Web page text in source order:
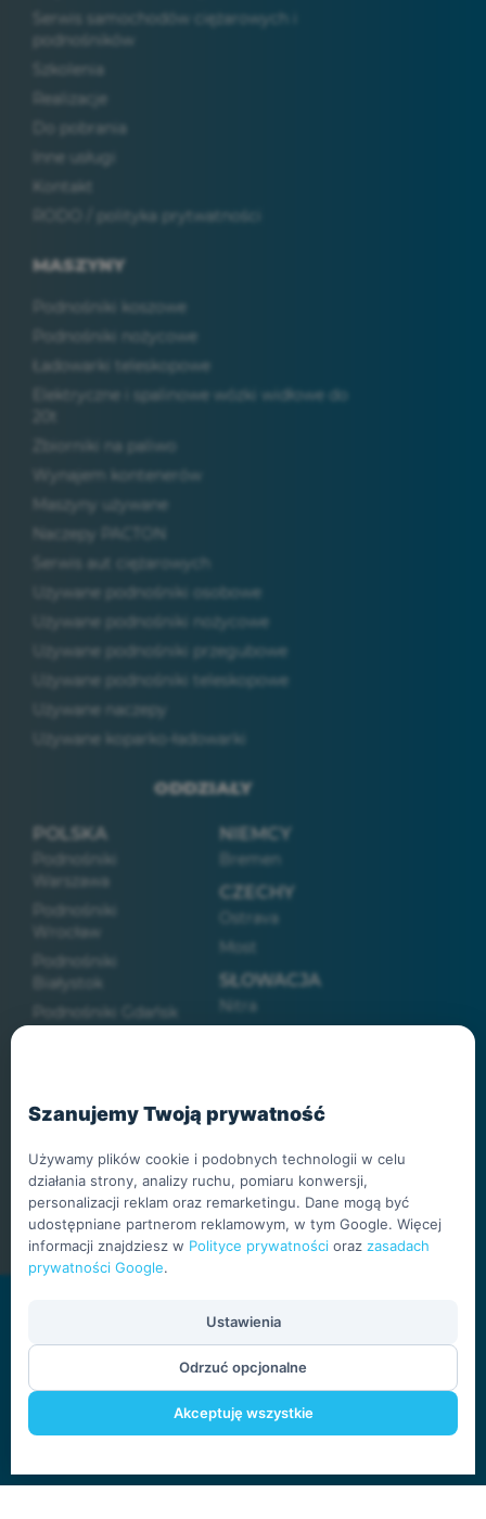
Serwis samochodów ciężarowych i
podnośników
Szkolenia
Realizacje
Do pobrania
Inne usługi
Kontakt
RODO / polityka prytwatności
MASZYNY
Podnośniki koszowe
Podnośniki nożycowe
Ładowarki teleskopowe
Elektryczne i spalinowe wózki widłowe do
Zbiorniki na paliwo
Wynajem kontenerów
Maszyny używane
Naczepy PACTON
Serwis aut ciężarowych
Używane podnośniki osobowe
Używane podnośniki nożycowe
Używane podnośniki przegubowe
Używane podnośniki teleskopowe
Używane naczepy
Używane koparko-ładowarki
ODDZIAŁY
POLSKA
Podnośniki
Warszawa
Podnośniki
Wrocław
Podnośniki
Białystok
Podnośniki Gdańsk
Szczecin
Podnośniki
Bełchatów
Podnośniki Tychy
NIEMCY
Bremen
CZECHY
Ostrava
Most
SŁOWACJA
Nitra
Copyright © 1995 - 2026
k.Wszelkie prawa
Polityka prywatności /
Szanujemy Twoją prywatność
Używamy plików cookie i podobnych technologii w celu
działania strony, analizy ruchu, pomiaru konwersji,
personalizacji reklam oraz remarketingu. Dane mogą być
udostępniane partnerom reklamowym, w tym Google. Więcej
informacji znajdziesz w Polityce prywatności oraz zasadach
prywatności Google.
Ustawienia
Odrzuć opcjonalne
Akceptuję wszystkie